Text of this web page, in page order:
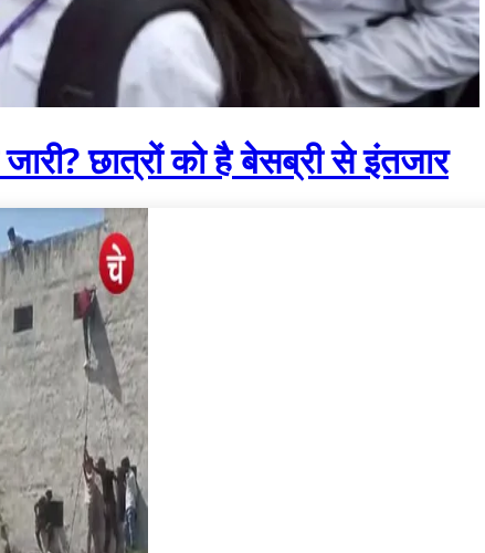
जारी? छात्रों को है बेसब्री से इंतजार